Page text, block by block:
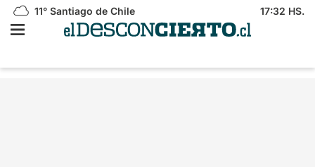
11° Santiago de Chile 17:32 HS.